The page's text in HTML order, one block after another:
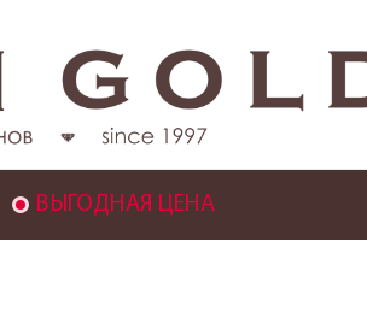
ВЫГОДНАЯ ЦЕНА